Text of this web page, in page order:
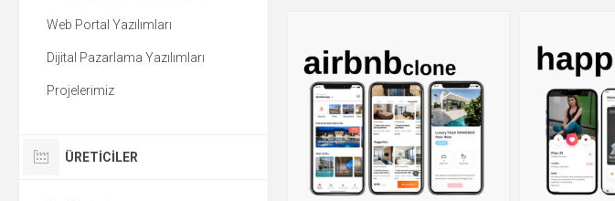
Web Portal Yazılımları
Dijital Pazarlama Yazılımları
Projelerimiz
ÜRETICILER